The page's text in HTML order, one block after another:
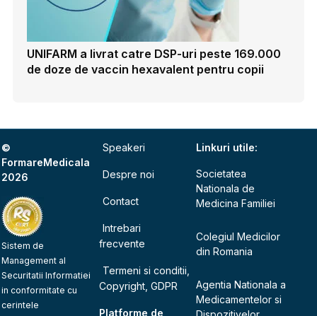
UNIFARM a livrat catre DSP-uri peste 169.000
de doze de vaccin hexavalent pentru copii
©
FormareMedicala
2026
Sistem de
Management al
Securitatii Informatiei
in conformitate cu
cerintele
Speakeri
Despre noi
Contact
Intrebari
frecvente
Termeni si conditii,
Copyright, GDPR
Platforme de
Linkuri utile:
Societatea
Nationala de
Medicina Familiei
Colegiul Medicilor
din Romania
Agentia Nationala a
Medicamentelor si